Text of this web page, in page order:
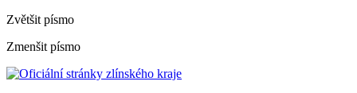
Zvětšit písmo
Zmenšit písmo